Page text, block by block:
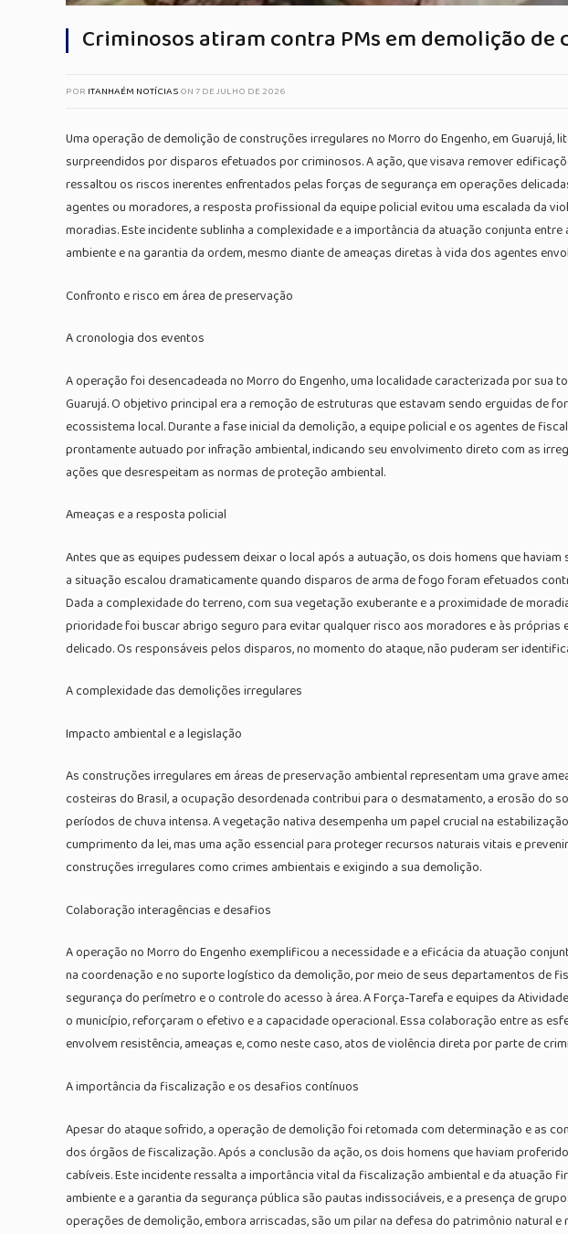
Criminosos atiram contra PMs em demolição
POR ITANHAÉM NOTÍCIASON7 DE JULHO DE 2026
Uma operação de demolição de construções irregulares no Morro do Engenho, em
surpreendidos por disparos efetuados por criminosos. A ação, que visava remover
ressaltou os riscos inerentes enfrentados pelas forças de segurança em operações
agentes ou moradores, a resposta profissional da equipe policial evitou uma escalada da
moradias. Este incidente sublinha a complexidade e a importância da atuação conjunta
ambiente e na garantia da ordem, mesmo diante de ameaças diretas à vida dos agentes
Confronto e risco em área de preservação
A cronologia dos eventos
A operação foi desencadeada no Morro do Engenho, uma localidade caracterizada por
Guarujá. O objetivo principal era a remoção de estruturas que estavam sendo erguidas de
ecossistema local. Durante a fase inicial da demolição, a equipe policial e os agentes de
prontamente autuado por infração ambiental, indicando seu envolvimento direto com as
ações que desrespeitam as normas de proteção ambiental.
Ameaças e a resposta policial
Antes que as equipes pudessem deixar o local após a autuação, os dois homens que
a situação escalou dramaticamente quando disparos de arma de fogo foram efetuados
Dada a complexidade do terreno, com sua vegetação exuberante e a proximidade de
prioridade foi buscar abrigo seguro para evitar qualquer risco aos moradores e às
delicado. Os responsáveis pelos disparos, no momento do ataque, não puderam ser
A complexidade das demolições irregulares
Impacto ambiental e a legislação
As construções irregulares em áreas de preservação ambiental representam uma grave
costeiras do Brasil, a ocupação desordenada contribui para o desmatamento, a erosão do
períodos de chuva intensa. A vegetação nativa desempenha um papel crucial na
cumprimento da lei, mas uma ação essencial para proteger recursos naturais vitais e
construções irregulares como crimes ambientais e exigindo a sua demolição.
Colaboração interagências e desafios
A operação no Morro do Engenho exemplificou a necessidade e a eficácia da atuação
na coordenação e no suporte logístico da demolição, por meio de seus departamentos de
segurança do perímetro e o controle do acesso à área. A Força-Tarefa e equipes da
o município, reforçaram o efetivo e a capacidade operacional. Essa colaboração entre as
envolvem resistência, ameaças e, como neste caso, atos de violência direta por parte de
A importância da fiscalização e os desafios contínuos
Apesar do ataque sofrido, a operação de demolição foi retomada com determinação e as
dos órgãos de fiscalização. Após a conclusão da ação, os dois homens que haviam
cabíveis. Este incidente ressalta a importância vital da fiscalização ambiental e da atuação
ambiente e a garantia da segurança pública são pautas indissociáveis, e a presença de
operações de demolição, embora arriscadas, são um pilar na defesa do patrimônio natural